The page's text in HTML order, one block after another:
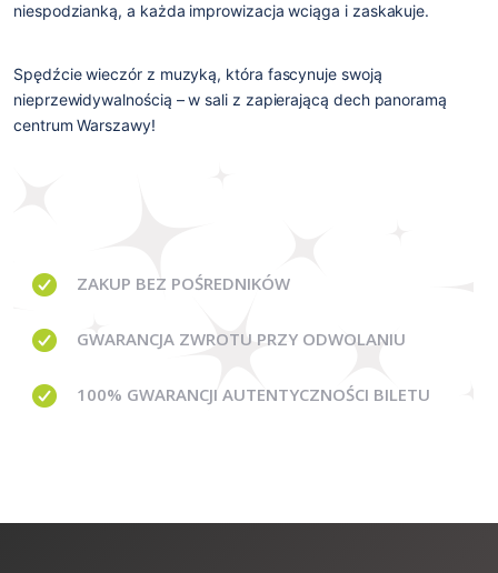
niespodzianką, a każda improwizacja wciąga i zaskakuje.
Spędźcie wieczór z muzyką, która fascynuje swoją
nieprzewidywalnością – w sali z zapierającą dech panoramą
centrum Warszawy!
ZAKUP BEZ POŚREDNIKÓW
GWARANCJA ZWROTU PRZY ODWOLANIU
100% GWARANCJI AUTENTYCZNOŚCI BILETU